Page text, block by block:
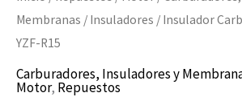
Membranas / Insuladores / Insulador
YZF-R15
Carburadores, Insuladores y
Motor, Repuestos